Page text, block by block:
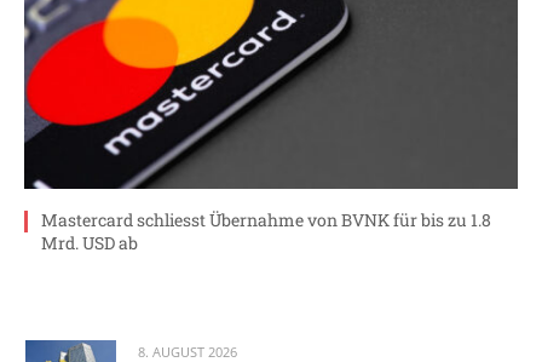
Mastercard schliesst Übernahme von BVNK für bis zu 1.8
Mrd. USD ab
8. AUGUST 2026